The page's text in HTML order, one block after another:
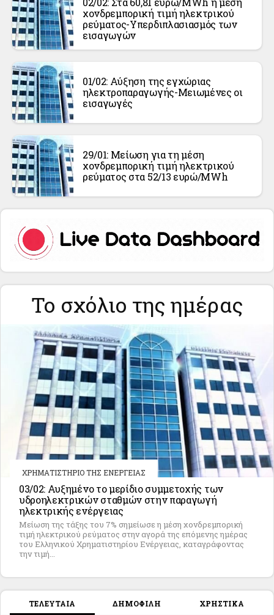
χονδρεμπορική τιμή ηλεκτρικού
ρεύματος-Υπερδιπλασιασμός των
εισαγωγών
01/02: Αύξηση της εγχώριας
ηλεκτροπαραγωγής-Μειωμένες οι
εισαγωγές
29/01: Μείωση για τη μέση
χονδρεμπορική τιμή ηλεκτρικού
ρεύματος στα 52/13 ευρώ/MWh
Το σχόλιο της ημέρας
ΧΡΗΜΑΤΙΣΤΗΡΙΟ ΤΗΣ ΕΝΕΡΓΕΙΑΣ
03/02: Αυξημένο το μερίδιο συμμετοχής των
υδροηλεκτρικών σταθμών στην παραγωγή
ηλεκτρικής ενέργειας
Μείωση της τάξης του 7% σημείωσε η μέση χονδρεμπορική
τιμή ηλεκτρικού ρεύματος στην αγορά της επόμενης ημέρας
του Ελληνικού Χρηματιστηρίου Ενέργειας, καταγράφοντας
την τιμή...
ΤΕΛΕΥΤΑΙΑ ΔΗΜΟΦΙΛΗ ΧΡΗΣΤΙΚΑ